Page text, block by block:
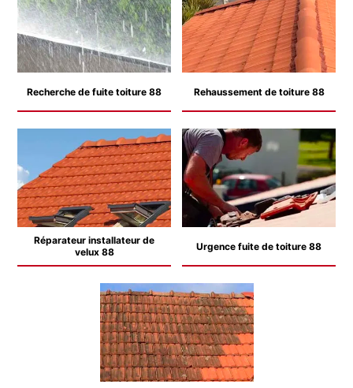
Recherche de fuite toiture 88 Rehaussement de toiture 88
Réparateur installateur de
velux 88
Urgence fuite de toiture 88